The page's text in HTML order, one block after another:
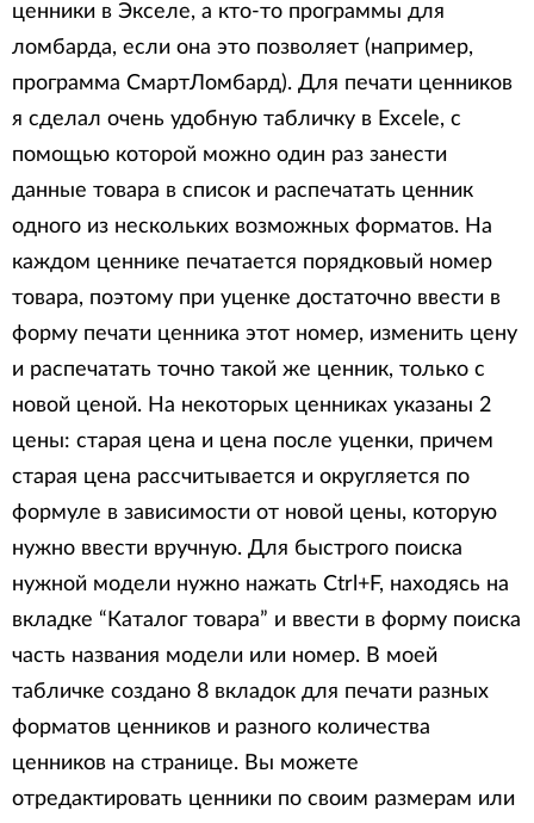
ценники в Экселе, а кто-то программы для
ломбарда, если она это позволяет (например,
программа СмартЛомбард). Для печати ценников
я сделал очень удобную табличку в Excele, с
помощью которой можно один раз занести
данные товара в список и распечатать ценник
одного из нескольких возможных форматов. На
каждом ценнике печатается порядковый номер
товара, поэтому при уценке достаточно ввести в
форму печати ценника этот номер, изменить цену
и распечатать точно такой же ценник, только с
новой ценой. На некоторых ценниках указаны 2
цены: старая цена и цена после уценки, причем
старая цена рассчитывается и округляется по
формуле в зависимости от новой цены, которую
нужно ввести вручную. Для быстрого поиска
нужной модели нужно нажать Ctrl+F, находясь на
вкладке “Каталог товара” и ввести в форму поиска
часть названия модели или номер. В моей
табличке создано 8 вкладок для печати разных
форматов ценников и разного количества
ценников на странице. Вы можете
отредактировать ценники по своим размерам или